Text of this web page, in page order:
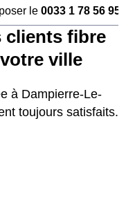
le 0033 1 78 56 95 60
clients fibre
ville
à Dampierre-Le-
toujours satisfaits.